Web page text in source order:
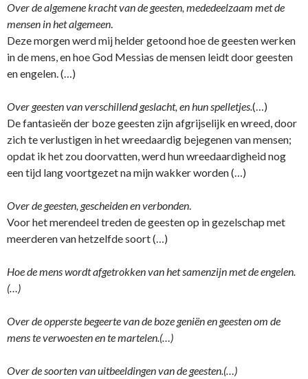
Over de algemene kracht van de geesten, mededeelzaam met de
mensen in het algemeen.
Deze morgen werd mij helder getoond hoe de geesten werken
in de mens, en hoe God Messias de mensen leidt door geesten
en engelen. (…)
Over geesten van verschillend geslacht, en hun spelletjes.(…)
De fantasieën der boze geesten zijn afgrijselijk en wreed, door
zich te verlustigen in het wreedaardig bejegenen van mensen;
opdat ik het zou doorvatten, werd hun wreedaardigheid nog
een tijd lang voortgezet na mijn wakker worden (…)
Over de geesten, gescheiden en verbonden.
Voor het merendeel treden de geesten op in gezelschap met
meerderen van hetzelfde soort (…)
Hoe de mens wordt afgetrokken van het samenzijn met de engelen.
(…)
Over de opperste begeerte van de boze geniën en geesten om de
mens te verwoesten en te martelen.(…)
Over de soorten van uitbeeldingen van de geesten.(…)